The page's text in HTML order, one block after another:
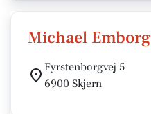
Michael Emborg
Fyrstenborgvej 5
6900 Skjern